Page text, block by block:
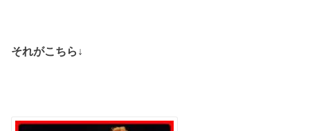
それがこちら↓